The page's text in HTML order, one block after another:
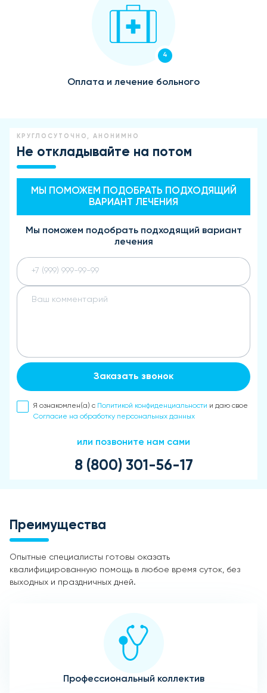
4
Оплата и лечение больного
КРУГЛОСУТОЧНО, АНОНИМНО
Не откладывайте на потом
МЫ ПОМОЖЕМ ПОДОБРАТЬ ПОДХОДЯЩИЙ
ВАРИАНТ ЛЕЧЕНИЯ
Мы поможем подобрать подходящий вариант
лечения
Заказать звонок
Я ознакомлен(а) с Политикой конфиденциальности и даю свое
Согласие на обработку персональных данных
или позвоните нам сами
8 (800) 301-56-17
Преимущества
Опытные специалисты готовы оказать
квалифицированную помощь в любое время суток, без
выходных и праздничных дней.
Профессиональный коллектив